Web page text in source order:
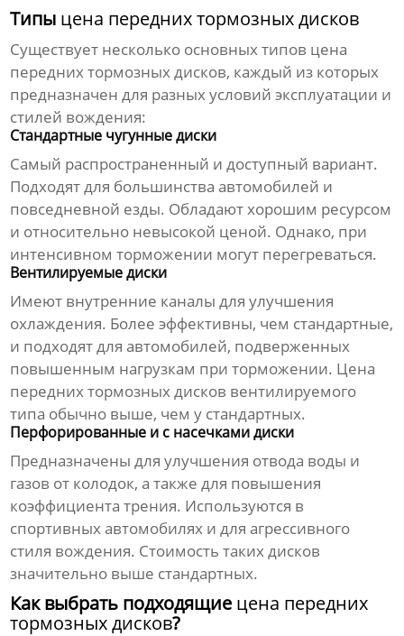
Типы цена передних тормозных дисков
Существует несколько основных типов цена
передних тормозных дисков, каждый из которых
предназначен для разных условий эксплуатации и
стилей вождения:
Стандартные чугунные диски
Самый распространенный и доступный вариант.
Подходят для большинства автомобилей и
повседневной езды. Обладают хорошим ресурсом
и относительно невысокой ценой. Однако, при
интенсивном торможении могут перегреваться.
Вентилируемые диски
Имеют внутренние каналы для улучшения
охлаждения. Более эффективны, чем стандартные,
и подходят для автомобилей, подверженных
повышенным нагрузкам при торможении. Цена
передних тормозных дисков вентилируемого
типа обычно выше, чем у стандартных.
Перфорированные и с насечками диски
Предназначены для улучшения отвода воды и
газов от колодок, а также для повышения
коэффициента трения. Используются в
спортивных автомобилях и для агрессивного
стиля вождения. Стоимость таких дисков
значительно выше стандартных.
Как выбрать подходящие цена передних
тормозных дисков?